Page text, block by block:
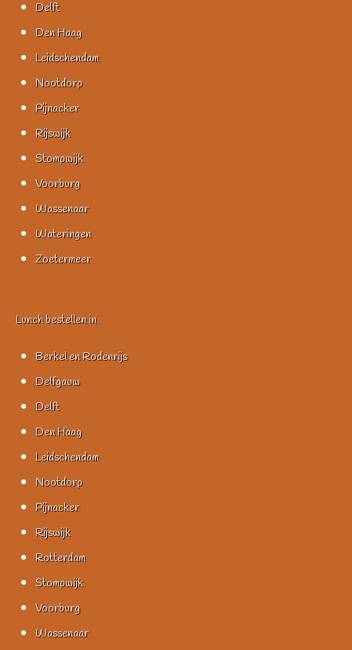
Delft
Den Haag
Leidschendam
Nootdorp
Pijnacker
Rijswijk
Stompwijk
Voorburg
Wassenaar
Wateringen
Zoetermeer
Lunch bestellen in
Berkel en Rodenrijs
Delfgauw
Delft
Den Haag
Leidschendam
Nootdorp
Pijnacker
Rijswijk
Rotterdam
Stompwijk
Voorburg
Wassenaar